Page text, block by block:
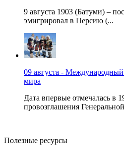
9 августа 1903 (Батуми) –
эмигрировал в Персию (...
09 августа -
мира
Дата впервые отмечалась в
провозглашения
Полезные ресурсы